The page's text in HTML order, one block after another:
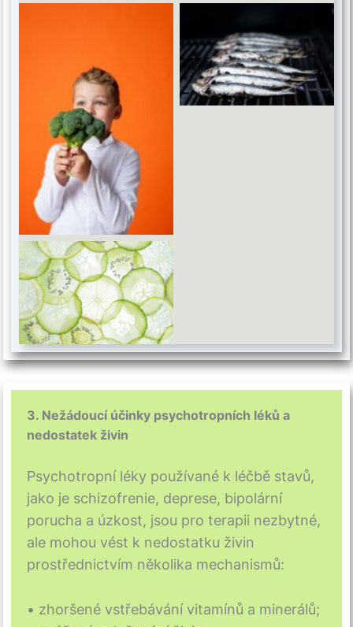
Coenzyme Q10
Omega 3
B vitamin
3. Nežádoucí účinky psychotropních léků a
nedostatek živin
Psychotropní léky používané k léčbě stavů,
jako je schizofrenie, deprese, bipolární
porucha a úzkost, jsou pro terapii nezbytné,
ale mohou vést k nedostatku živin
prostřednictvím několika mechanismů:
• zhoršené vstřebávání vitamínů a minerálů;